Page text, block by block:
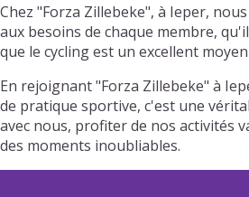
Chez "Forza Zillebeke", à Ieper,
aux besoins de chaque membre,
que le cycling est un excellent
En rejoignant "Forza Zillebeke" à
de pratique sportive, c'est une
avec nous, profiter de nos activités
des moments inoubliables.